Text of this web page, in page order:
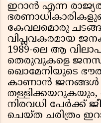
ഇറാൻ എന്ന
കേവലമൊരു
വിപ്ലവകരമായ
1989-ലെ ആ
തെരുവുകളെ
ഖൊമേനിയുടെ
കാണാൻ ജനങ്ങൾ
തള്ളിക്കയറുകയും,
നിരവധി പേർക്ക്
ചെയ്ത ചരിത്രം